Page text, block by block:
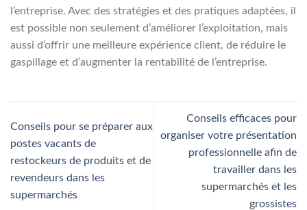
l’entreprise. Avec des stratégies et des pratiques adaptées, il
est possible non seulement d’améliorer l’exploitation, mais
aussi d’offrir une meilleure expérience client, de réduire le
gaspillage et d’augmenter la rentabilité de l’entreprise.
Conseils pour se préparer aux
postes vacants de
restockeurs de produits et de
revendeurs dans les
supermarchés
Conseils efficaces pour
organiser votre présentation
professionnelle afin de
travailler dans les
supermarchés et les
grossistes